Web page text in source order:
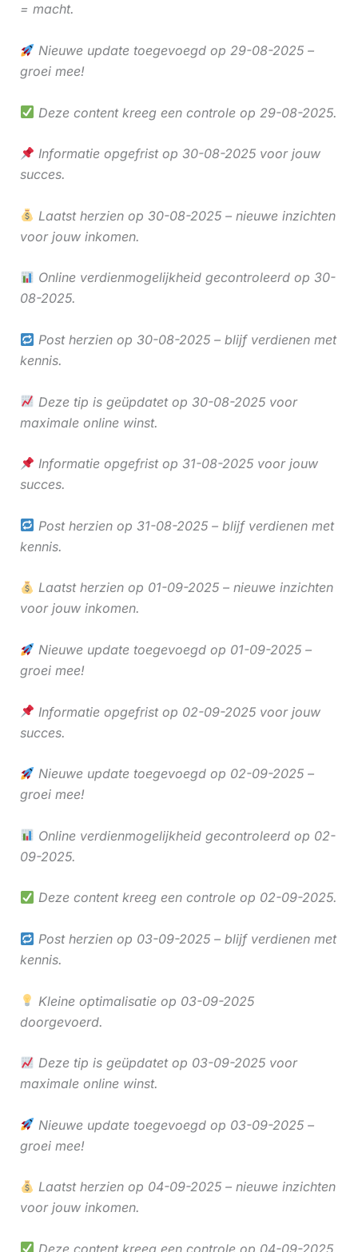
= macht.
Nieuwe update toegevoegd op 29-08-2025 –
groei mee!
Deze content kreeg een controle op 29-08-2025.
Informatie opgefrist op 30-08-2025 voor jouw
succes.
Laatst herzien op 30-08-2025 – nieuwe inzichten
voor jouw inkomen.
Online verdienmogelijkheid gecontroleerd op 30-
08-2025.
Post herzien op 30-08-2025 – blijf verdienen met
kennis.
Deze tip is geüpdatet op 30-08-2025 voor
maximale online winst.
Informatie opgefrist op 31-08-2025 voor jouw
succes.
Post herzien op 31-08-2025 – blijf verdienen met
kennis.
Laatst herzien op 01-09-2025 – nieuwe inzichten
voor jouw inkomen.
Nieuwe update toegevoegd op 01-09-2025 –
groei mee!
Informatie opgefrist op 02-09-2025 voor jouw
succes.
Nieuwe update toegevoegd op 02-09-2025 –
groei mee!
Online verdienmogelijkheid gecontroleerd op 02-
09-2025.
Deze content kreeg een controle op 02-09-2025.
Post herzien op 03-09-2025 – blijf verdienen met
kennis.
Kleine optimalisatie op 03-09-2025
doorgevoerd.
Deze tip is geüpdatet op 03-09-2025 voor
maximale online winst.
Nieuwe update toegevoegd op 03-09-2025 –
groei mee!
Laatst herzien op 04-09-2025 – nieuwe inzichten
voor jouw inkomen.
Deze content kreeg een controle op 04-09-2025.